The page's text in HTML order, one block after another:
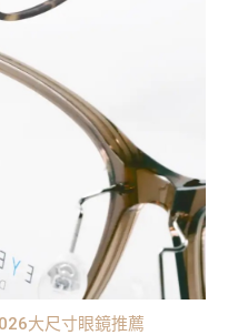
大尺寸眼鏡推薦